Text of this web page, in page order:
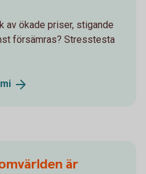
av ökade priser, stigande
försämras? Stresstesta
är